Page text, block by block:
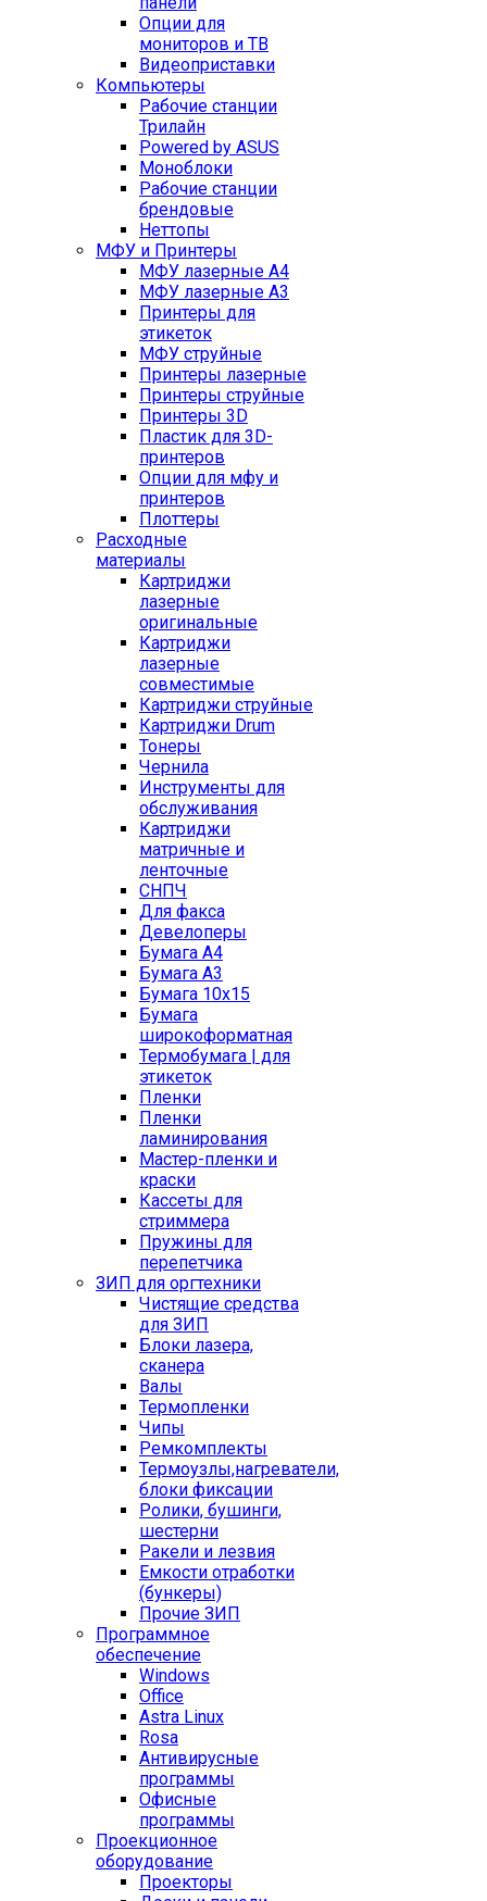
Опции для
мониторов и ТВ
Видеоприставки
Компьютеры
Рабочие станции
Трилайн
Powered by ASUS
Моноблоки
Рабочие станции
брендовые
Неттопы
МФУ и Принтеры
МФУ лазерные А4
МФУ лазерные А3
Принтеры для
этикеток
МФУ струйные
Принтеры лазерные
Принтеры струйные
Принтеры 3D
Пластик для 3D-
принтеров
Опции для мфу и
принтеров
Плоттеры
Расходные
материалы
Картриджи
лазерные
оригинальные
Картриджи
лазерные
совместимые
Картриджи струйные
Картриджи Drum
Тонеры
Чернила
Инструменты для
обслуживания
Картриджи
матричные и
ленточные
СНПЧ
Для факса
Девелоперы
Бумага A4
Бумага A3
Бумага 10x15
Бумага
широкоформатная
Термобумага | для
этикеток
Пленки
Пленки
ламинирования
Мастер-пленки и
краски
Кассеты для
стриммера
Пружины для
перепетчика
ЗИП для оргтехники
Чистящие средства
для ЗИП
Блоки лазера,
сканера
Валы
Термопленки
Чипы
Ремкомплекты
Термоузлы,нагреватели,
блоки фиксации
Ролики, бушинги,
шестерни
Ракели и лезвия
Емкости отработки
(бункеры)
Прочие ЗИП
Программное
обеспечение
Windows
Office
Astra Linux
Rosa
Антивирусные
программы
Офисные
программы
Проекционное
оборудование
Проекторы